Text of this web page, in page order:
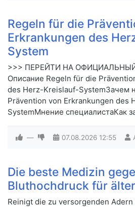
Regeln für die
Erkrankungen des
System
>>> ПЕРЕЙТИ НА
Описание Regeln für die
des Herz-Kreislauf-SystemЗачем
Prävention von Erkrankungen des
SystemМнение специалистаКак
— 07.08.2026 12:55
Die beste Medizin
Bluthochdruck für
Reinigt die zu versorgenden